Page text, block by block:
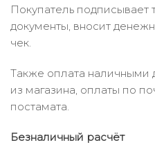
Покупатель
документы, вносит
чек.
Также оплата наличными
из магазина, оплаты по
постамата.
Безналичный расчёт